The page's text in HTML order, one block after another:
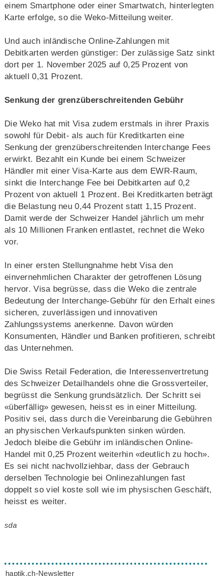
einem Smartphone oder einer Smartwatch, hinterlegten
Karte erfolge, so die Weko-Mitteilung weiter.
Und auch inländische Online-Zahlungen mit
Debitkarten werden günstiger: Der zulässige Satz sinkt
dort per 1. November 2025 auf 0,25 Prozent von
aktuell 0,31 Prozent.
Senkung der grenzüberschreitenden Gebühr
Die Weko hat mit Visa zudem erstmals in ihrer Praxis
sowohl für Debit- als auch für Kreditkarten eine
Senkung der grenzüberschreitenden Interchange Fees
erwirkt. Bezahlt ein Kunde bei einem Schweizer
Händler mit einer Visa-Karte aus dem EWR-Raum,
sinkt die Interchange Fee bei Debitkarten auf 0,2
Prozent von aktuell 1 Prozent. Bei Kreditkarten beträgt
die Belastung neu 0,44 Prozent statt 1,15 Prozent.
Damit werde der Schweizer Handel jährlich um mehr
als 10 Millionen Franken entlastet, rechnet die Weko
vor.
In einer ersten Stellungnahme hebt Visa den
einvernehmlichen Charakter der getroffenen Lösung
hervor. Visa begrüsse, dass die Weko die zentrale
Bedeutung der Interchange-Gebühr für den Erhalt eines
sicheren, zuverlässigen und innovativen
Zahlungssystems anerkenne. Davon würden
Konsumenten, Händler und Banken profitieren, schreibt
das Unternehmen.
Die Swiss Retail Federation, die Interessenvertretung
des Schweizer Detailhandels ohne die Grossverteiler,
begrüsst die Senkung grundsätzlich. Der Schritt sei
«überfällig» gewesen, heisst es in einer Mitteilung.
Positiv sei, dass durch die Vereinbarung die Gebühren
an physischen Verkaufspunkten sinken würden.
Jedoch bleibe die Gebühr im inländischen Online-
Handel mit 0,25 Prozent weiterhin «deutlich zu hoch».
Es sei nicht nachvollziehbar, dass der Gebrauch
derselben Technologie bei Onlinezahlungen fast
doppelt so viel koste soll wie im physischen Geschäft,
heisst es weiter.
sda
haptik.ch-Newsletter